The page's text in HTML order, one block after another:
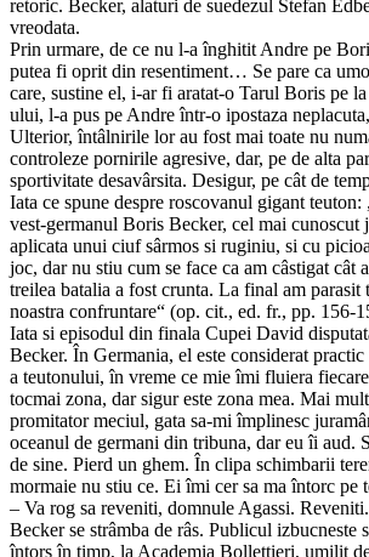
retoric. Becker, alaturi de suedezul Stefan
vreodata.
Prin urmare, de ce nu l-a înghitit Andre pe
putea fi oprit din resentiment… Se pare ca
care, sustine el, i-ar fi aratat-o Tarul Boris pe
ului, l-a pus pe Andre într-o ipostaza
Ulterior, întâlnirile lor au fost mai toate nu
controleze pornirile agresive, dar, pe de alta
sportivitate desavârsita. Desigur, pe cât de
Iata ce spune despre roscovanul gigant
vest-germanul Boris Becker, cel mai cunoscut
aplicata unui ciuf sârmos si ruginiu, si cu
joc, dar nu stiu cum se face ca am câstigat
treilea batalia a fost crunta. La final am
noastra confruntare“ (op. cit., ed. fr., pp. 156-
Iata si episodul din finala Cupei David
Becker. În Germania, el este considerat
a teutonului, în vreme ce mie îmi fluiera
tocmai zona, dar sigur este zona mea. Mai
promitator meciul, gata sa-mi împlinesc
oceanul de germani din tribuna, dar eu îi aud.
de sine. Pierd un ghem. În clipa schimbarii
mormaie nu stiu ce. Ei îmi cer sa ma întorc pe
– Va rog sa reveniti, domnule Agassi. Reveniti.
Becker se strâmba de râs. Publicul
întors în timp, la Academia Bollettieri, umilit